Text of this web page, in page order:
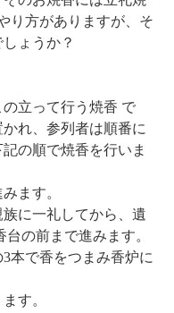
り方がありますが、そ
ょうか？
立って行う焼香 で
れ、参列者は順番に
の順で焼香を行いま
ます。
に一礼してから、遺
の前まで進みます。
本で香をつまみ香炉に
す。